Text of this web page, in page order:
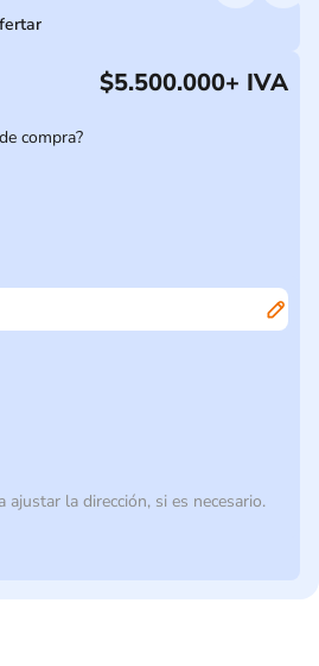
$5.500.000+ IVA
compra?
la dirección, si es necesario.